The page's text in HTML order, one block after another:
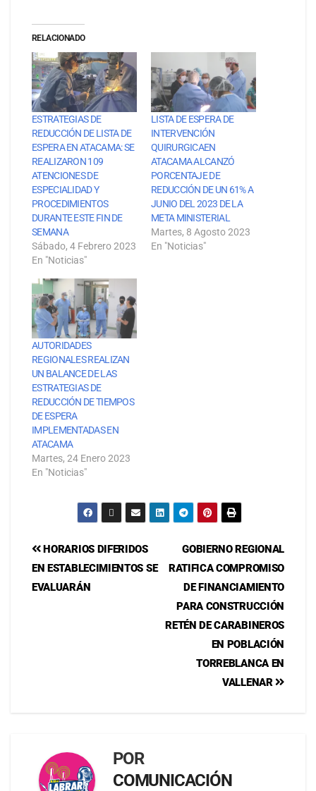
RELACIONADO
ESTRATEGIAS DE
REDUCCIÓN DE LISTA DE
ESPERA EN ATACAMA: SE
REALIZARON 109
ATENCIONES DE
ESPECIALIDAD Y
PROCEDIMIENTOS
DURANTE ESTE FIN DE
SEMANA
Sábado, 4 Febrero 2023
En "Noticias"
LISTA DE ESPERA DE
INTERVENCIÓN
QUIRURGICAEN
ATACAMA ALCANZÓ
PORCENTAJE DE
REDUCCIÓN DE UN 61% A
JUNIO DEL 2023 DE LA
META MINISTERIAL
Martes, 8 Agosto 2023
En "Noticias"
AUTORIDADES
REGIONALES REALIZAN
UN BALANCE DE LAS
ESTRATEGIAS DE
REDUCCIÓN DE TIEMPOS
DE ESPERA
IMPLEMENTADAS EN
ATACAMA
Martes, 24 Enero 2023
En "Noticias"
GOBIERNO REGIONAL
RATIFICA COMPROMISO
DE FINANCIAMIENTO
PARA CONSTRUCCIÓN
RETÉN DE CARABINEROS
EN POBLACIÓN
TORREBLANCA EN
VALLENAR
HORARIOS DIFERIDOS
EN ESTABLECIMIENTOS SE
EVALUARÁN
POR
COMUNICACIÓN